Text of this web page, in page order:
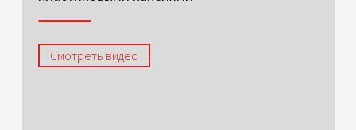
Смотреть видео